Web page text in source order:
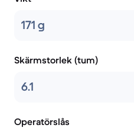
171 g
Skärmstorlek (tum)
6.1
Operatörslås